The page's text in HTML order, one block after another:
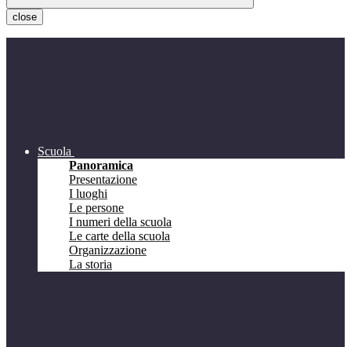
close
Scuola
Panoramica
Presentazione
I luoghi
Le persone
I numeri della scuola
Le carte della scuola
Organizzazione
La storia